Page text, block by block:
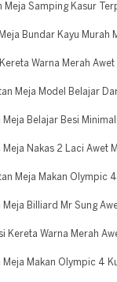
Meja Samping Kasur
Bundar Kayu Murah
Warna Merah Awet
Meja Model Belajar
Belajar Besi
Nakas 2 Laci Awet
Meja Makan Olympic
Billiard Mr Sung
Kereta Warna Merah
Makan Olympic 4